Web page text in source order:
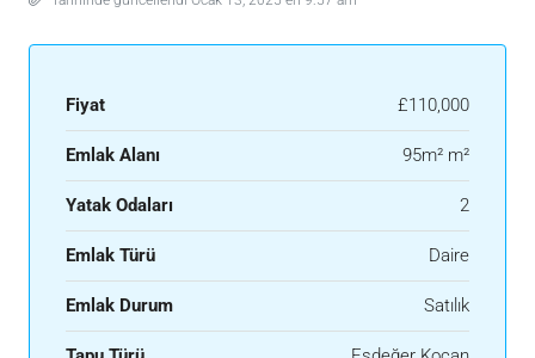
Fiyat £110,000
Emlak Alanı 95m² m²
Yatak Odaları 2
Emlak Türü Daire
Emlak Durum Satılık